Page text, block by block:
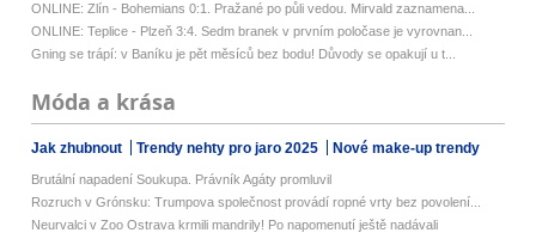
ONLINE: Zlín - Bohemians 0:1. Pražané po půli vedou. Mirvald zaznamena...
ONLINE: Teplice - Plzeň 3:4. Sedm branek v prvním poločase je vyrovnan...
Gning se trápí: v Baníku je pět měsíců bez bodu! Důvody se opakují u t...
Móda a krása
Jak zhubnout Trendy nehty pro jaro 2025 Nové make-up trendy
Brutální napadení Soukupa. Právník Agáty promluvil
Rozruch v Grónsku: Trumpova společnost provádí ropné vrty bez povolení...
Neurvalci v Zoo Ostrava krmili mandrily! Po napomenutí ještě nadávali